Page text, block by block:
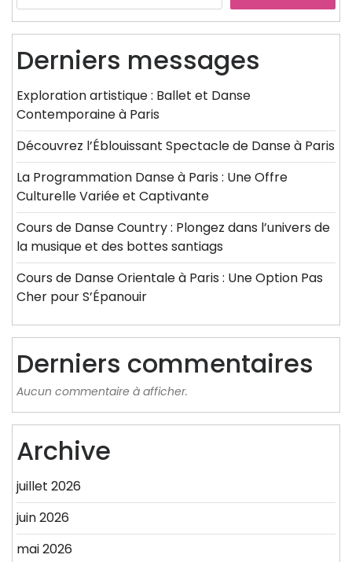
Derniers messages
Exploration artistique : Ballet et Danse
Contemporaine à Paris
Découvrez l’Éblouissant Spectacle de Danse à Paris
La Programmation Danse à Paris : Une Offre
Culturelle Variée et Captivante
Cours de Danse Country : Plongez dans l’univers de
la musique et des bottes santiags
Cours de Danse Orientale à Paris : Une Option Pas
Cher pour S’Épanouir
Derniers commentaires
Aucun commentaire à afficher.
Archive
juillet 2026
juin 2026
mai 2026